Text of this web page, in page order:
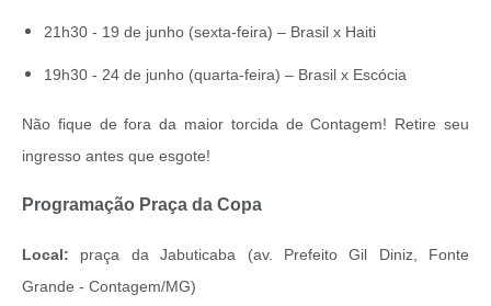
21h30 - 19 de junho (sexta-feira) – Brasil x Haiti
19h30 - 24 de junho (quarta-feira) – Brasil x Escócia
Não fique de fora da maior torcida de Contagem! Retire seu
ingresso antes que esgote!
Programação Praça da Copa
Local: praça da Jabuticaba (av. Prefeito Gil Diniz, Fonte
Grande - Contagem/MG)